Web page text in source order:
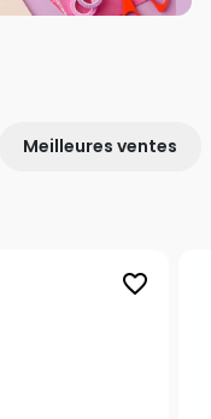
Meilleures ventes
favorite_border